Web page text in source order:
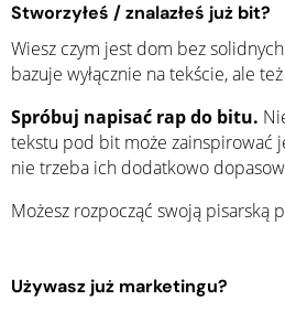
Stworzyłeś / znalazłeś już bit?
Wiesz czym jest dom bez
bazuje wyłącznie na tekście, ale
Spróbuj napisać rap do bitu.
tekstu pod bit może zainspirować
nie trzeba ich dodatkowo
Możesz rozpocząć swoją
Używasz już marketingu?